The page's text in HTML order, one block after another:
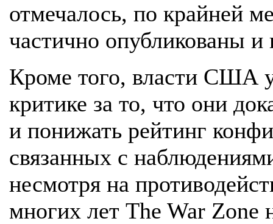
отмечалось, по крайней
частично опубликованы
Кроме того, власти США
критике за то, что они
и понижать рейтинг
связанных с
несмотря на
многих лет The War Zone